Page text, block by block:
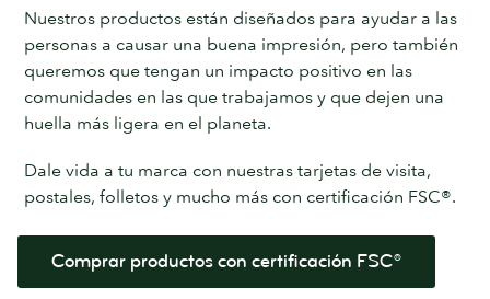
Nuestros productos están diseñados para ayudar a las
personas a causar una buena impresión, pero también
queremos que tengan un impacto positivo en las
comunidades en las que trabajamos y que dejen una
huella más ligera en el planeta.
Dale vida a tu marca con nuestras tarjetas de visita,
postales, folletos y mucho más con certificación FSC®.
Comprar productos con certificación FSC®